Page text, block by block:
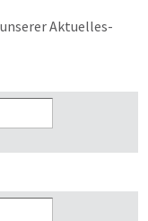
Aktuelles-